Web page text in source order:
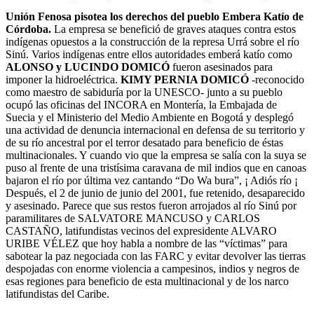
Unión Fenosa pisotea los derechos del pueblo Embera Katío de
Córdoba. La empresa se benefició de graves ataques contra estos
indígenas opuestos a la construcción de la represa Urrá sobre el río
Sinú. Varios indígenas entre ellos autoridades emberá katío como
ALONSO y LUCINDO DOMICÓ fueron asesinados para
imponer la hidroeléctrica. KIMY PERNIA DOMICÓ -reconocido
como maestro de sabiduría por la UNESCO- junto a su pueblo
ocupó las oficinas del INCORA en Montería, la Embajada de
Suecia y el Ministerio del Medio Ambiente en Bogotá y desplegó
una actividad de denuncia internacional en defensa de su territorio y
de su río ancestral por el terror desatado para beneficio de éstas
multinacionales. Y cuando vio que la empresa se salía con la suya se
puso al frente de una tristísima caravana de mil indios que en canoas
bajaron el río por última vez cantando “Do Wa bura”, ¡ Adiós río ¡
Después, el 2 de junio de junio del 2001, fue retenido, desaparecido
y asesinado. Parece que sus restos fueron arrojados al río Sinú por
paramilitares de SALVATORE MANCUSO y CARLOS
CASTAÑO, latifundistas vecinos del expresidente ALVARO
URIBE VÉLEZ que hoy habla a nombre de las “víctimas” para
sabotear la paz negociada con las FARC y evitar devolver las tierras
despojadas con enorme violencia a campesinos, indios y negros de
esas regiones para beneficio de esta multinacional y de los narco
latifundistas del Caribe.